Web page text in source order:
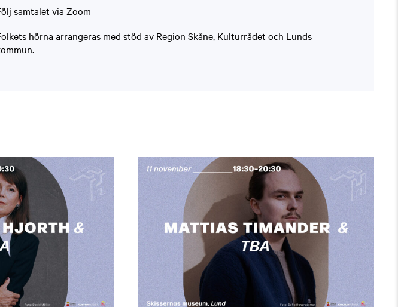
samtalet via Zoom
hörna arrangeras med stöd av Region Skåne, Kulturrådet och Lunds